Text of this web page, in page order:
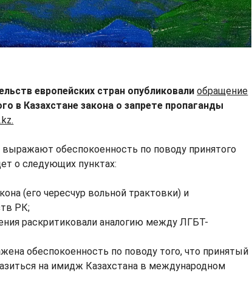
европейских стран опубликовалиобращение
в Казахстане закона о запрете пропаганды
обеспокоенность по поводу принятого
о следующих пунктах:
(его чересчур вольной трактовки) и
РК;
раскритиковали аналогию между ЛГБТ-
обеспокоенность по поводу того, что принятый
на имидж Казахстана в международном